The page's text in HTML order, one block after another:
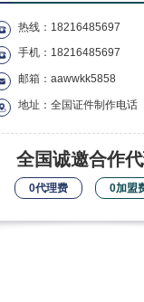
热线：18216485697
手机：18216485697
邮箱：aawwkk5858
地址：全国证件制作电话
全国诚邀合作
0代理费 0加盟